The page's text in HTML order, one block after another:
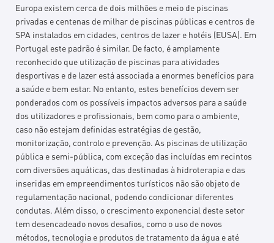
Europa existem cerca de dois milhões e meio de piscinas
privadas e centenas de milhar de piscinas públicas e centros de
SPA instalados em cidades, centros de lazer e hotéis (EUSA). Em
Portugal este padrão é similar. De facto, é amplamente
reconhecido que utilização de piscinas para atividades
desportivas e de lazer está associada a enormes benefícios para
a saúde e bem estar. No entanto, estes benefícios devem ser
ponderados com os possíveis impactos adversos para a saúde
dos utilizadores e profissionais, bem como para o ambiente,
caso não estejam definidas estratégias de gestão,
monitorização, controlo e prevenção. As piscinas de utilização
pública e semi-pública, com exceção das incluídas em recintos
com diversões aquáticas, das destinadas à hidroterapia e das
inseridas em empreendimentos turísticos não são objeto de
regulamentação nacional, podendo condicionar diferentes
condutas. Além disso, o crescimento exponencial deste setor
tem desencadeado novos desafios, como o uso de novos
métodos, tecnologia e produtos de tratamento da água e até